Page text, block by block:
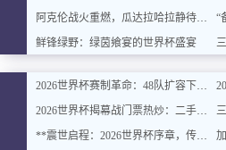
阿克伦战火重燃，瓜达拉哈拉静待交锋
鲜锋绿野：绿茵飨宴的世界杯盛宴
“
2026世界杯赛制革命：48队扩容下的32强淘汰赛对阵逻辑与规则重塑深度解读
2026世界杯揭幕战门票热炒：二手价翻倍仍被瞬间抢空
**震世启程：2026世界杯序章，传奇燃动**